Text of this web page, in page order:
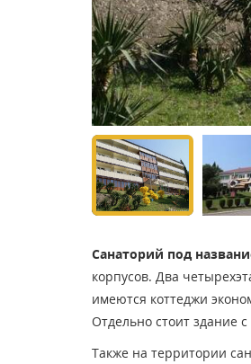
Санаторий под
корпусов. Два
имеются коттеджи
Отдельно стоит здание
Также на территории